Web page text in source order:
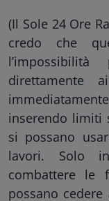
(Il Sole 24 Ore
credo che
direttamente
inserendo limiti
si possano
lavori. Solo
combattere le
possano